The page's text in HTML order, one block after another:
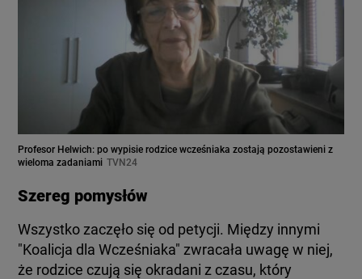
Profesor Helwich: po wypisie rodzice wcześniaka zostają pozostawieni z
wieloma zadaniami TVN24
Szereg pomysłów
Wszystko zaczęło się od petycji. Między innymi
"Koalicja dla Wcześniaka" zwracała uwagę w niej,
że rodzice czują się okradani z czasu, który